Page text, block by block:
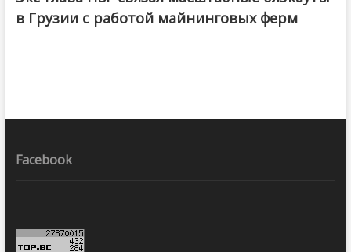
в Грузии с работой майнинговых ферм
Facebook